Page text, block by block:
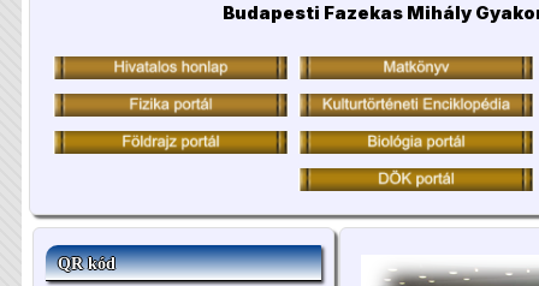
Budapesti Fazekas Mihály
QR kód